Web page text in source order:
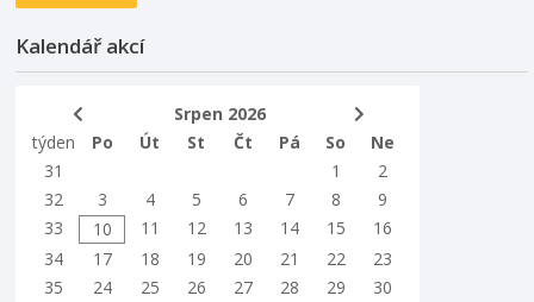
Kalendář akcí
Srpen 2026
týden
Po Út St Čt Pá So
Ne
31
1
2
32
3 4 5 6 7 8
9
33
10 11 12 13 14 15
16
34
17 18 19 20 21 22
23
35
24 25 26 27 28 29
30